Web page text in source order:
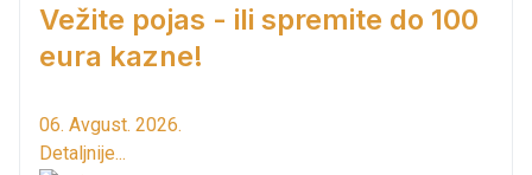
Vežite pojas - ili spremite do 100
eura kazne!
06. Avgust. 2026.
Detaljnije...